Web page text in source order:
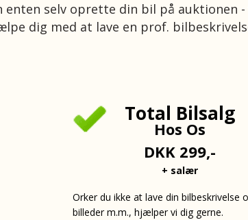
enten selv oprette din bil på auktionen -
dig med at lave en prof.
Total Bilsalg
Hos Os
DKK 299,-
+ salær
Orker du ikke at lave din bilbeskrivelse
billeder m.m., hjælper vi dig gerne.